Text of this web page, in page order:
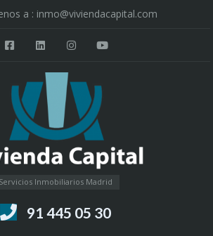
a : inmo@viviendacapital.com
Servicios Inmobiliarios Madrid
91 445 05 30